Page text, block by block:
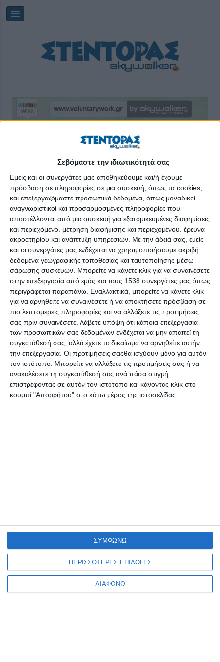
Σεβόμαστε την ιδιωτικότητά σας
Εμείς και οι συνεργάτες μας αποθηκεύουμε και/ή έχουμε
πρόσβαση σε πληροφορίες σε μια συσκευή, όπως τα cookies,
και επεξεργαζόμαστε προσωπικά δεδομένα, όπως μοναδικοί
αναγνωριστικοί και προσαρμοσμένες πληροφορίες που
αποστέλλονται από μια συσκευή για εξατομικευμένες διαφημίσεις
και περιεχόμενο, μέτρηση διαφήμισης και περιεχομένου, έρευνα
ακροατηρίου και ανάπτυξη υπηρεσιών. Με την άδειά σας, εμείς
και οι συνεργάτες μας ενδέχεται να χρησιμοποιήσουμε ακριβή
δεδομένα γεωγραφικής τοποθεσίας και ταυτοποίησης μέσω
σάρωσης συσκευών. Μπορείτε να κάνετε κλικ για να συναινέσετε
στην επεξεργασία από εμάς και τους 1538 συνεργάτες μας όπως
περιγράφεται παραπάνω. Εναλλακτικά, μπορείτε να κάνετε κλικ
για να αρνηθείτε να συναινέσετε ή να αποκτήσετε πρόσβαση σε
πιο λεπτομερείς πληροφορίες και να αλλάξετε τις προτιμήσεις
σας πριν συναινέσετε. Λάβετε υπόψη ότι κάποια επεξεργασία
των προσωπικών σας δεδομένων ενδέχεται να μην απαιτεί τη
συγκατάθεσή σας, αλλά έχετε το δικαίωμα να αρνηθείτε αυτήν
την επεξεργασία. Οι προτιμήσεις σαςθα ισχύουν μόνο για αυτόν
τον ιστότοπο. Μπορείτε να αλλάξετε τις προτιμήσεις σας ή να
ανακαλέσετε τη συγκατάθεσή σας ανά πάσα στιγμή
επιστρέφοντας σε αυτόν τον ιστότοπο και κάνοντας κλικ στο
κουμπί "Απορρήτου" στο κάτω μέρος της ιστοσελίδας.
ΠΕΡΙΣΣΟΤΕΡΕΣ ΕΠΙΛΟΓΕΣ
ΔΙΑΦΩΝΩ
ΣΥΜΦΩΝΩ
Πέμπτη, 06/08/202614:16:18
πυρκαγιες
Δασικές πυρκαγιές
Μετά τη φωτιά οι πλημμύρες: Ποιες περιοχές
κινδυνεύουν σε Αττική και Εύβοια
Μέτρα του υπουργείου Παιδείας για τους πληγέντες της
εκπαιδευτικής κοινότητας από τις πυρκαγιές
Νέα προειδοποίηση για υψηλό κίνδυνο πυρκαγιάς
σήμερα
Οι πυρκαγιές «καίνε» τις κοινωνίες μας
CONNECT